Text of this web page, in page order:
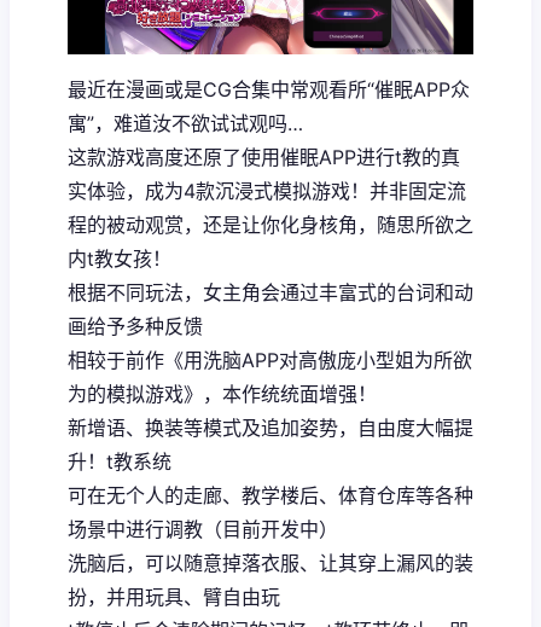
最近在漫画或是CG合集中常观看所“催眠APP众
寓”，难道汝不欲试试观吗…
这款游戏高度还原了使用催眠APP进行t教的真
实体验，成为4款沉浸式模拟游戏！并非固定流
程的被动观赏，还是让你化身核角，随思所欲之
内t教女孩！
根据不同玩法，女主角会通过丰富式的台词和动
画给予多种反馈
相较于前作《用洗脑APP对高傲庞小型姐为所欲
为的模拟游戏》，本作统统面增强！
新增语、换装等模式及追加姿势，自由度大幅提
升！t教系统
可在无个人的走廊、教学楼后、体育仓库等各种
场景中进行调教（目前开发中）
洗脑后，可以随意掉落衣服、让其穿上漏风的装
扮，并用玩具、臂自由玩